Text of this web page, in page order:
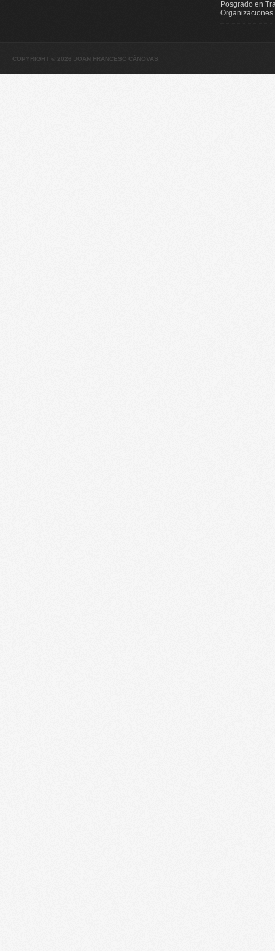
Posgrado en
Organizaciones
COPYRIGHT © 2026 JOAN FRANCESC CÁNOVAS